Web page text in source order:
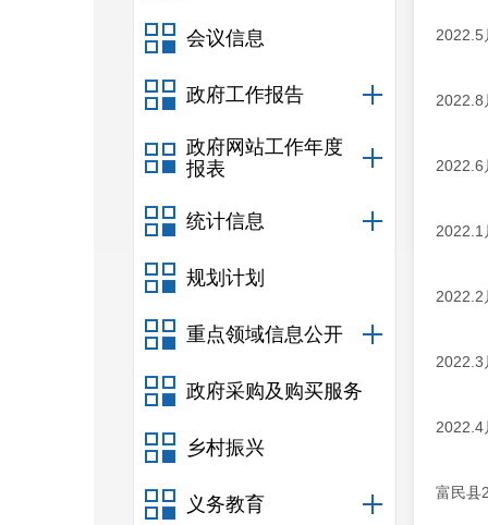
会议信息
政府工作报告
政府网站工作年度
报表
统计信息
规划计划
重点领域信息公开
政府采购及购买服务
乡村振兴
义务教育
2022.5
2022.8
2022.6
2022.1
2022.2
2022.3
2022.4
富民县